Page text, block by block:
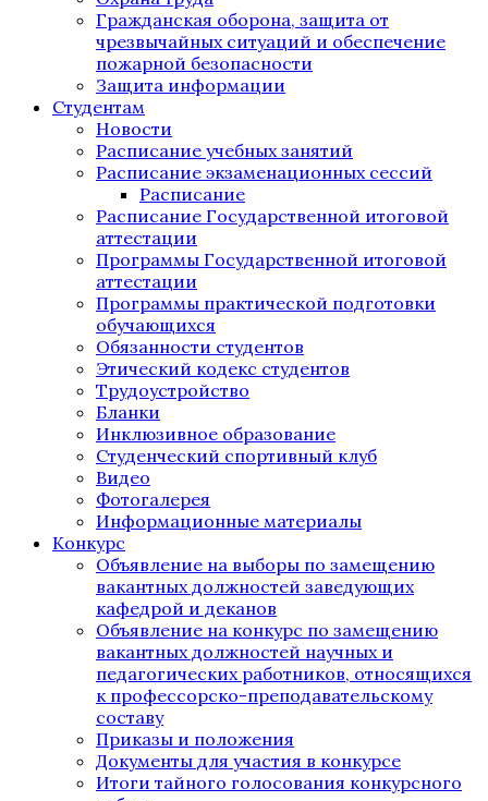
Гражданская оборона, защита от
чрезвычайных ситуаций и обеспечение
пожарной безопасности
Защита информации
Студентам
Новости
Расписание учебных занятий
Расписание экзаменационных сессий
Расписание
Расписание Государственной итоговой
аттестации
Программы Государственной итоговой
аттестации
Программы практической подготовки
обучающихся
Обязанности студентов
Этический кодекс студентов
Трудоустройство
Бланки
Инклюзивное образование
Студенческий спортивный клуб
Видео
Фотогалерея
Информационные материалы
Конкурс
Объявление на выборы по замещению
вакантных должностей заведующих
кафедрой и деканов
Объявление на конкурс по замещению
вакантных должностей научных и
педагогических работников, относящихся
к профессорско-преподавательскому
составу
Приказы и положения
Документы для участия в конкурсе
Итоги тайного голосования конкурсного